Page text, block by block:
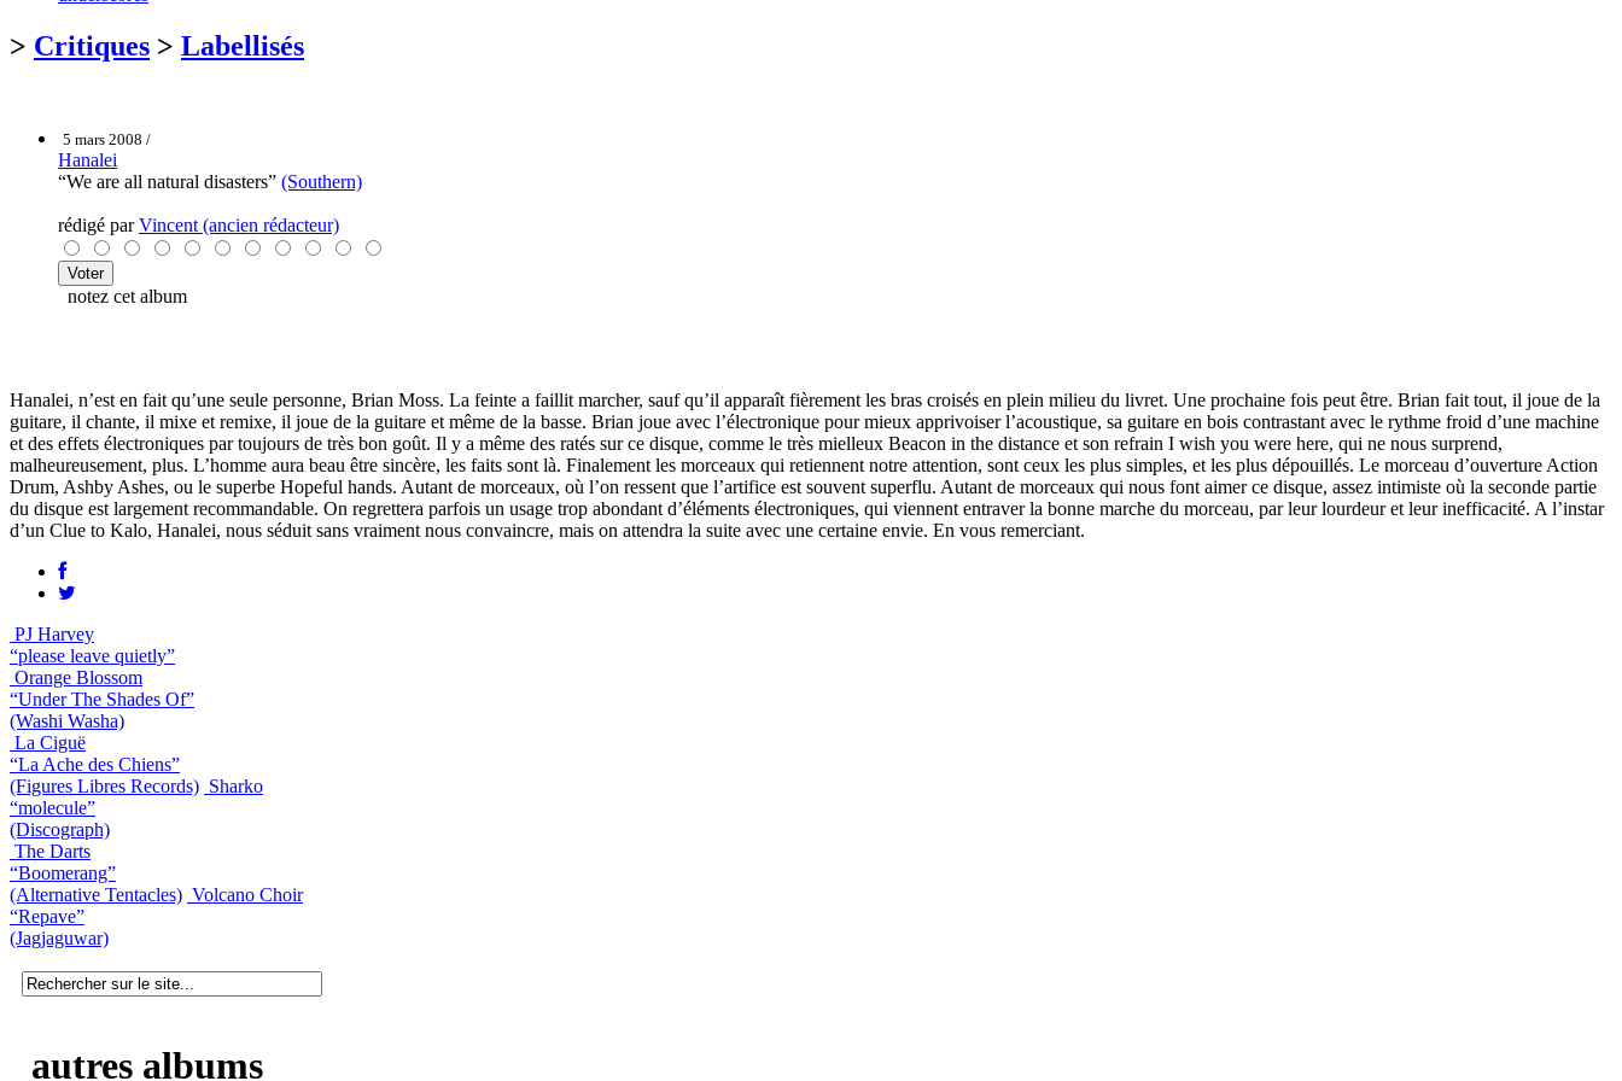
> Critiques > Labellisés
5 mars 2008 /
Hanalei
“We are all natural disasters” (Southern)
rédigé parVincent (ancien rédacteur)
notez cet album
Hanalei, n’est en fait qu’une seule personne, Brian Moss. La feinte a faillit marcher, sauf qu’il apparaît fièrement les bras croisés en plein milieu du livret. Une prochaine fois peut être. Brian fait tout, il joue de la
guitare, il chante, il mixe et remixe, il joue de la guitare et même de la basse. Brian joue avec l’électronique pour mieux apprivoiser l’acoustique, sa guitare en bois contrastant avec le rythme froid d’une machine
et des effets électroniques par toujours de très bon goût. Il y a même des ratés sur ce disque, comme le très mielleux Beacon in the distance et son refrain I wish you were here, qui ne nous surprend,
malheureusement, plus. L’homme aura beau être sincère, les faits sont là. Finalement les morceaux qui retiennent notre attention, sont ceux les plus simples, et les plus dépouillés. Le morceau d’ouverture Action
Drum, Ashby Ashes, ou le superbe Hopeful hands. Autant de morceaux, où l’on ressent que l’artifice est souvent superflu. Autant de morceaux qui nous font aimer ce disque, assez intimiste où la seconde partie
du disque est largement recommandable. On regrettera parfois un usage trop abondant d’éléments électroniques, qui viennent entraver la bonne marche du morceau, par leur lourdeur et leur inefficacité. A l’instar
d’un Clue to Kalo, Hanalei, nous séduit sans vraiment nous convaincre, mais on attendra la suite avec une certaine envie. En vous remerciant.
PJ Harvey
“please leave quietly”
Orange Blossom
“Under The Shades Of”
(Washi Washa)
La Ciguë
“La Ache des Chiens”
(Figures Libres Records) Sharko
“molecule”
(Discograph)
The Darts
“Boomerang”
(Alternative Tentacles) Volcano Choir
“Repave”
(Jagjaguwar)
autres albums